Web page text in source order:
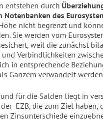
entstehen durch
Notenbanken des
nicht begrenzt und
Sie werden vom
weil die zunächst
und Verbindlichkeiten
in entsprechende
Ganzem verwandelt
für die Salden liegt in
EZB, die zum Ziel haben,
Zinsunterschiede